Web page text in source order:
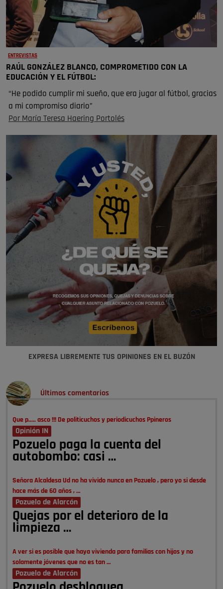
ENTREVISTAS
RAÚL GONZÁLEZ BLANCO, COMPROMETIDO CON LA
EDUCACIÓN Y EL FÚTBOL:
“He podido cumplir mi sueño, que era jugar al fútbol, gracias
a mi compromiso diario”
Por María Teresa Haering Portolés
EXPRESA LIBREMENTE TUS OPINIONES EN EL BUZÓN
Últimos comentarios
Que p..... asco !!! De politicuchos y periodicuchos Ppineros
Opinión IN
Pozuelo paga la cuenta del
autobombo: casi …
Señora Alcaldesa Ud no ha vivido nunca en Pozuelo , pero yo si desde
hace más de 60 años , …
Pozuelo de Alarcón
Quejas por el deterioro de la
limpieza …
A ver si es posible que haya vivienda para familias con hijos y no
solamente jóvenes que no es tan …
Pozuelo de Alarcón